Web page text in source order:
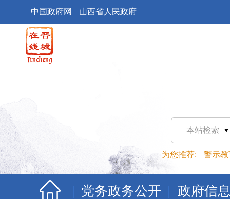
中国政府网 山西省人民政府
本站检索
为您推荐: 警示教
党务政务公开 政府信